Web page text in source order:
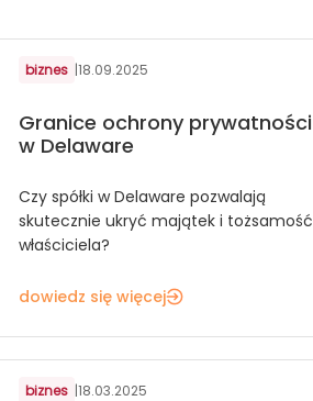
biznes |18.09.2025
Granice ochrony prywatności
w Delaware
Czy spółki w Delaware pozwalają
skutecznie ukryć majątek i tożsamość
właściciela?
dowiedz się więcej
biznes |18.03.2025